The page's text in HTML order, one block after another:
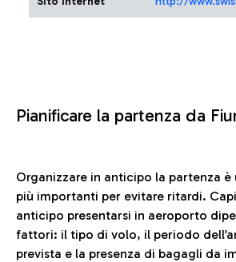
Pianificare la partenza da
Organizzare in anticipo la partenza
più importanti per evitare ritardi.
anticipo presentarsi in aeroporto
fattori: il tipo di volo, il periodo
prevista e la presenza di bagagli da